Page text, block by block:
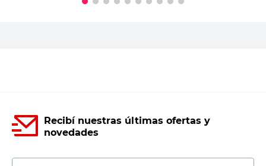
Recibí nuestras últimas ofertas y
novedades